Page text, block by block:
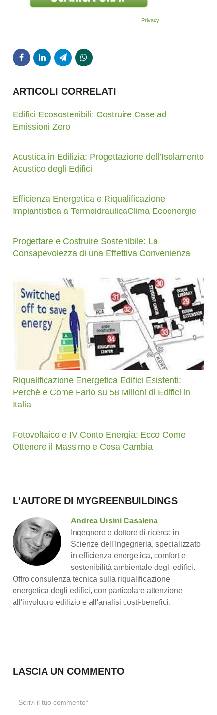
Privacy
ARTICOLI CORRELATI
Edifici Ecosostenibili: Costruire Case ad
Emissioni Zero
Acustica in Edilizia: Progettazione dell’Isolamento
Acustico degli Edifici
Efficienza Energetica e Riqualificazione
Impiantistica a TermoidraulicaClima Ecoenergie
Progettare e Costruire Sostenibile: La
Consapevolezza di una Effettiva Convenienza
Riqualificazione Energetica Edifici Esistenti:
Perchè e Come Farlo su 58 Milioni di Edifici in
Italia
Fotovoltaico e IV Conto Energia: Ecco Come
Ottenere il Massimo e Cosa Cambia
L'AUTORE DI MYGREENBUILDINGS
Andrea Ursini Casalena
Ingegnere e dottore di ricerca in
Scienze dell'Ingegneria, specializzato
in efficienza energetica, comfort e
sostenibilità ambientale degli edifici.
Offro consulenza tecnica sulla riqualificazione
energetica degli edifici, con particolare attenzione
all'involucro edilizio e all'analisi costi-benefici.
LASCIA UN COMMENTO